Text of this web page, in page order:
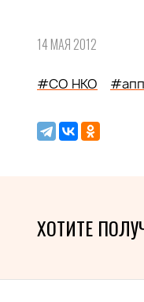
14 МАЯ 2012
#СО НКО
ХОТИТЕ